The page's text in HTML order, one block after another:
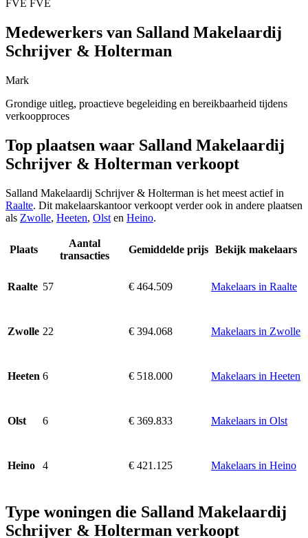
FVE FVE
Medewerkers van Salland Makelaardij
Schrijver & Holterman
Mark
Grondige uitleg, proactieve begeleiding en bereikbaarheid tijdens
verkoopproces
Top plaatsen waar Salland Makelaardij
Schrijver & Holterman verkoopt
Salland Makelaardij Schrijver & Holterman is het meest actief in
Raalte. Dit makelaarskantoor verkoopt verder ook in andere plaatsen
als Zwolle, Heeten, Olst en Heino.
Plaats
Aantal
transacties
Gemiddelde prijs Bekijk makelaars
Raalte 57 € 464.509 Makelaars in Raalte
Zwolle 22 € 394.068 Makelaars in Zwolle
Heeten 6 € 518.000 Makelaars in Heeten
Olst 6 € 369.833 Makelaars in Olst
Heino 4 € 421.125 Makelaars in Heino
Type woningen die Salland Makelaardij
Schrijver & Holterman verkoopt